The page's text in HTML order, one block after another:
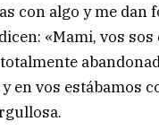
con algo y me dan
«Mami, vos sos
en vos estábamos